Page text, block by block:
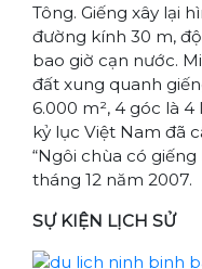
Tông. Giếng xây lại
đường kính 30 m,
bao giờ cạn n­ước.
đất xung quanh
6.000 m², 4 góc là
kỷ lục Việt Nam đã
“Ngôi chùa có giếng
tháng 12 năm 2007.
SỰ KIỆN LỊCH SỬ